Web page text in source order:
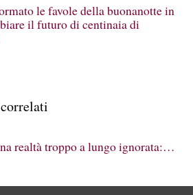
le favole della buonanotte in
il futuro di centinaia di
realtà troppo a lungo ignorata:…